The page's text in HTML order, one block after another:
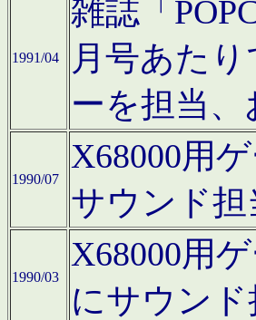
1991/04
雑誌「
月号あた
ーを担当
1990/07
X68000用
サウンド
1990/03
X68000用
にサウン